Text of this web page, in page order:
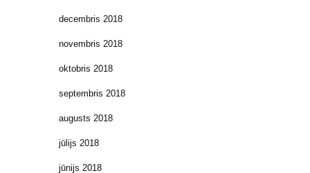
decembris 2018
novembris 2018
oktobris 2018
septembris 2018
augusts 2018
jūlijs 2018
jūnijs 2018